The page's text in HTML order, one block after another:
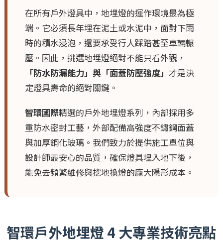
在所有戶外燈具中，地埋燈的運作環境最為極
端。它必須長年埋在泥土或水泥中，面對下雨
時的積水浸泡，還要承受行人踩踏甚至車輛輾
壓。因此，挑選地埋燈絕對不能只看外觀，
「防水防漏能力」與「面蓋防壓強度」 才是決
定燈具壽命的絕對關鍵。
智環國際精選的戶外地埋燈系列，內部採用多
重防水密封工藝，外部配備高強度不鏽鋼面蓋
與加厚鋼化玻璃。我們致力於提供施工單位與
設計師最安心的品質，確保燈具埋入地下後，
能免去頻繁維修與挖地換燈的龐大隱形成本。
智環戶外地埋燈 4 大專業技術亮點